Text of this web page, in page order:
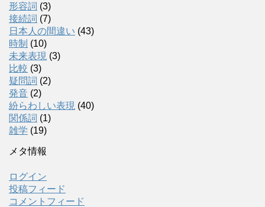
形容詞 (3)
接続詞 (7)
日本人の間違い (43)
時制 (10)
未来表現 (3)
比較 (3)
疑問詞 (2)
発音 (2)
紛らわしい表現 (40)
関係詞 (1)
雑学 (19)
メタ情報
ログイン
投稿フィード
コメントフィード